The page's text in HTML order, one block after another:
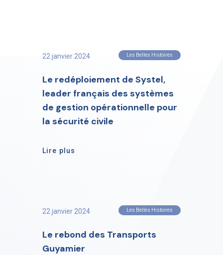
22 janvier 2024 Les Belles Histoires
Le redéploiement de Systel,
leader français des systèmes
de gestion opérationnelle pour
la sécurité civile
Lire plus
22 janvier 2024 Les Belles Histoires
Le rebond des Transports
Guyamier